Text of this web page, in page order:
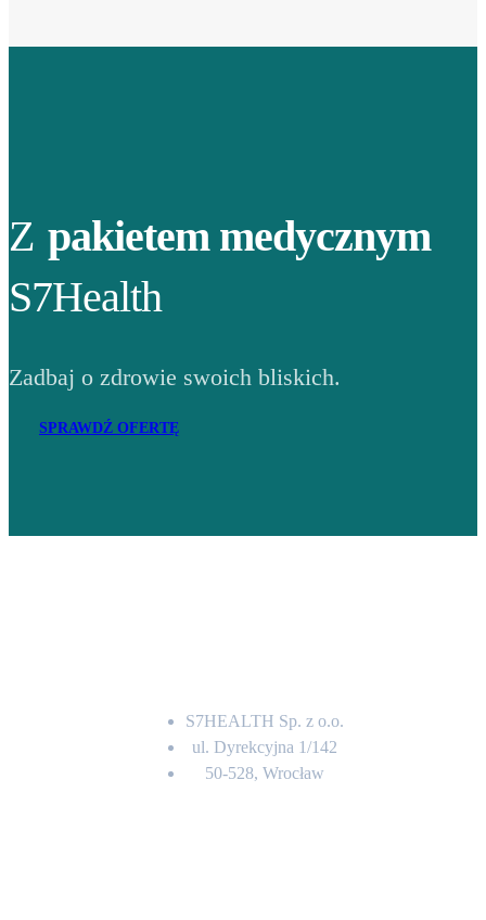
Z pakietem medycznym
S7Health
Zadbaj o zdrowie swoich bliskich.
SPRAWDŹ OFERTĘ
S7HEALTH Sp. z o.o.
ul. Dyrekcyjna 1/142
50-528, Wrocław